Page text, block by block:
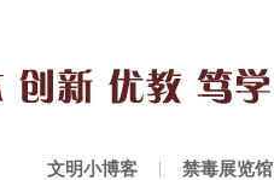
文明小博客 禁毒展览馆